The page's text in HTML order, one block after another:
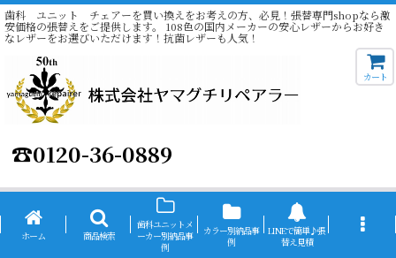
歯科 ユニット チェアーを買い換えをお考えの方、必見！張替専門shopなら激
安価格の張替えをご提供します。 108色の国内メーカーの安心レザーからお好き
なレザーをお選びいただけます！抗菌レザーも人気！
☎0120-36-0889
カート
ホーム 商品検索
歯科ユニットメ
ーカー別納品事
例
カラー別納品事
例
LINEで簡単♪張
替え見積